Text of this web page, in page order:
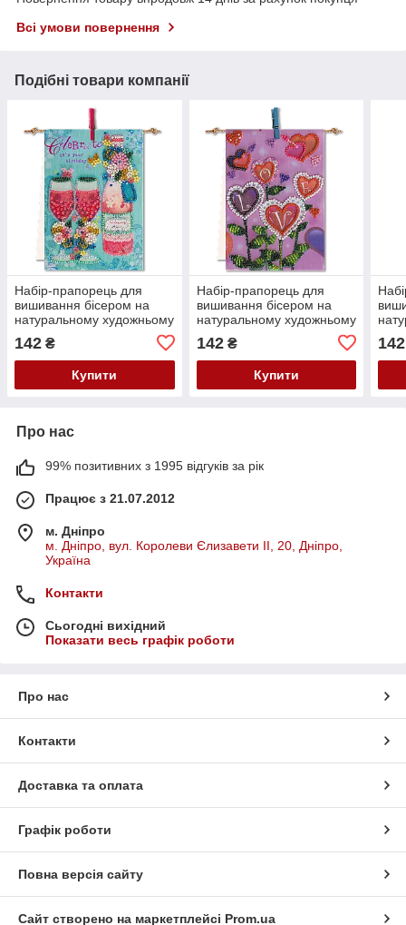
Всі умови повернення
Подібні товари компанії
Набір-прапорець для
вишивання бісером на
натуральному художньому
холсті "На брудершафт"
Абрис Арт AT-005
142 ₴
Купити
Набір-прапорець для
вишивання бісером на
натуральному художньому
Абрис Арт AT-007
142₴
Купити
142
Про нас
99% позитивних з 1995 відгуків за рік
Працює з 21.07.2012
м. Дніпро
м. Дніпро, вул. Королеви Єлизавети ІІ, 20, Дніпро,
Україна
Контакти
Сьогодні вихідний
Показати весь графік роботи
Про нас
Контакти
Доставка та оплата
Графік роботи
Повна версія сайту
Сайт створено на маркетплейсі Prom.ua